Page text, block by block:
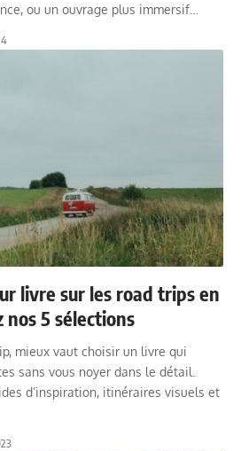
ou un ouvrage plus immersif…
livre sur les road trips en
nos 5 sélections
mieux vaut choisir un livre qui
sans vous noyer dans le détail.
d’inspiration, itinéraires visuels et